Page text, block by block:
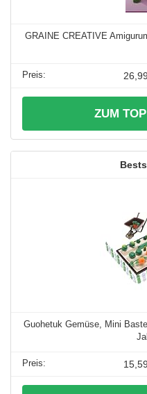
GRAINE CREATIVE
ZUM
Guohetuk Gemüse, Mini